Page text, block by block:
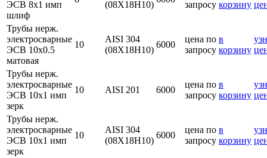
ЭСВ 8х1 имп
шлиф
(08Х18Н10)
запросу корзину
Трубы нерж.
электросварные
ЭСВ 10х0.5
матовая
10
AISI 304
(08Х18Н10)
6000
цена по
запросу
в
корзину
Трубы нерж.
электросварные
ЭСВ 10х1 имп
зерк
10 AISI 201 6000
цена по
запросу
в
корзину
Трубы нерж.
электросварные
ЭСВ 10х1 имп
зерк
10
AISI 304
(08Х18Н10)
6000
цена по
запросу
в
корзину